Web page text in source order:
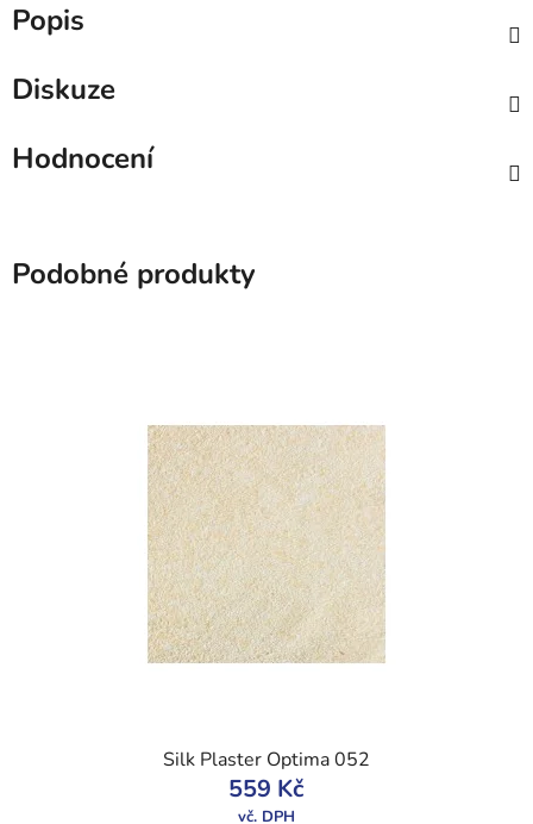
Popis
Diskuze
Hodnocení
Podobné produkty
Silk Plaster Optima 052
559 Kč